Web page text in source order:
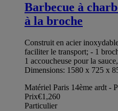
Barbecue à
à la broche
Construit en acier
faciliter le transport; - 1
1 accoucheuse pour la
Dimensions: 1580 x 725 x
Matériel Paris 14ème ardt -
Prix€1,260
Particulier